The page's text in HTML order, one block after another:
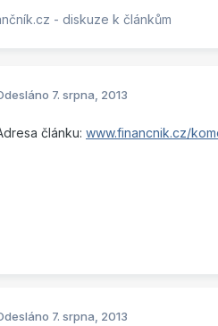
- diskuze k článkům
7. srpna, 2013
článku: www.financnik.cz/
7. srpna, 2013